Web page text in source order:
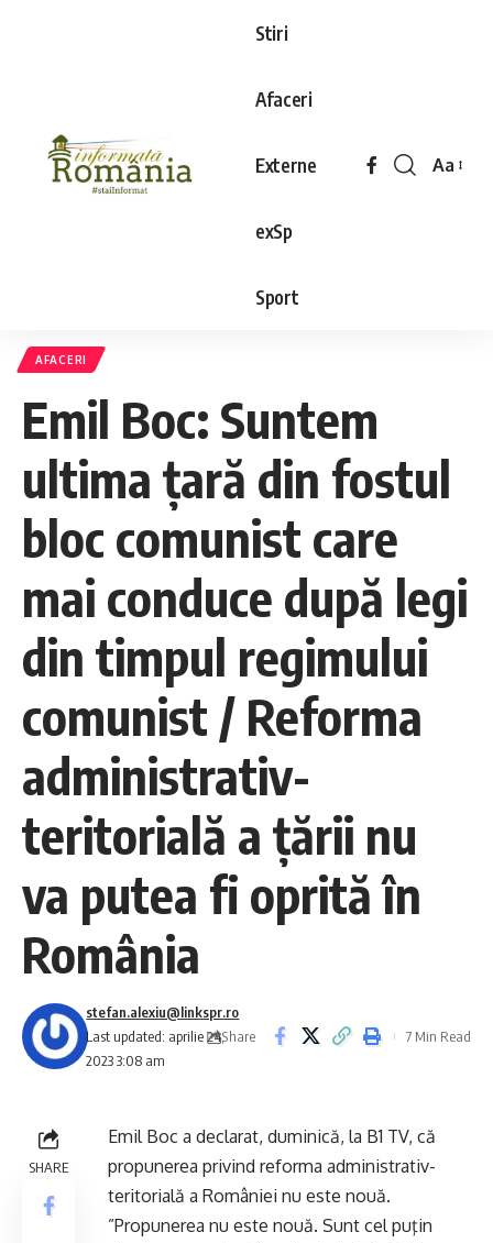
Stiri
Afaceri
Externe
exSp
Sport
Aa
AFACERI
Emil Boc: Suntem
ultima ţară din fostul
bloc comunist care
mai conduce după legi
din timpul regimului
comunist / Reforma
administrativ-
teritorială a ţării nu
va putea fi oprită în
România
Last updated: aprilie 24,
2023 3:08 am
stefan.alexiu@linkspr.ro
Share
7 Min Read
SHARE
Emil Boc a declarat, duminică, la B1 TV, că
propunerea privind reforma administrativ-
teritorială a României nu este nouă.
”Propunerea nu este nouă. Sunt cel puţin